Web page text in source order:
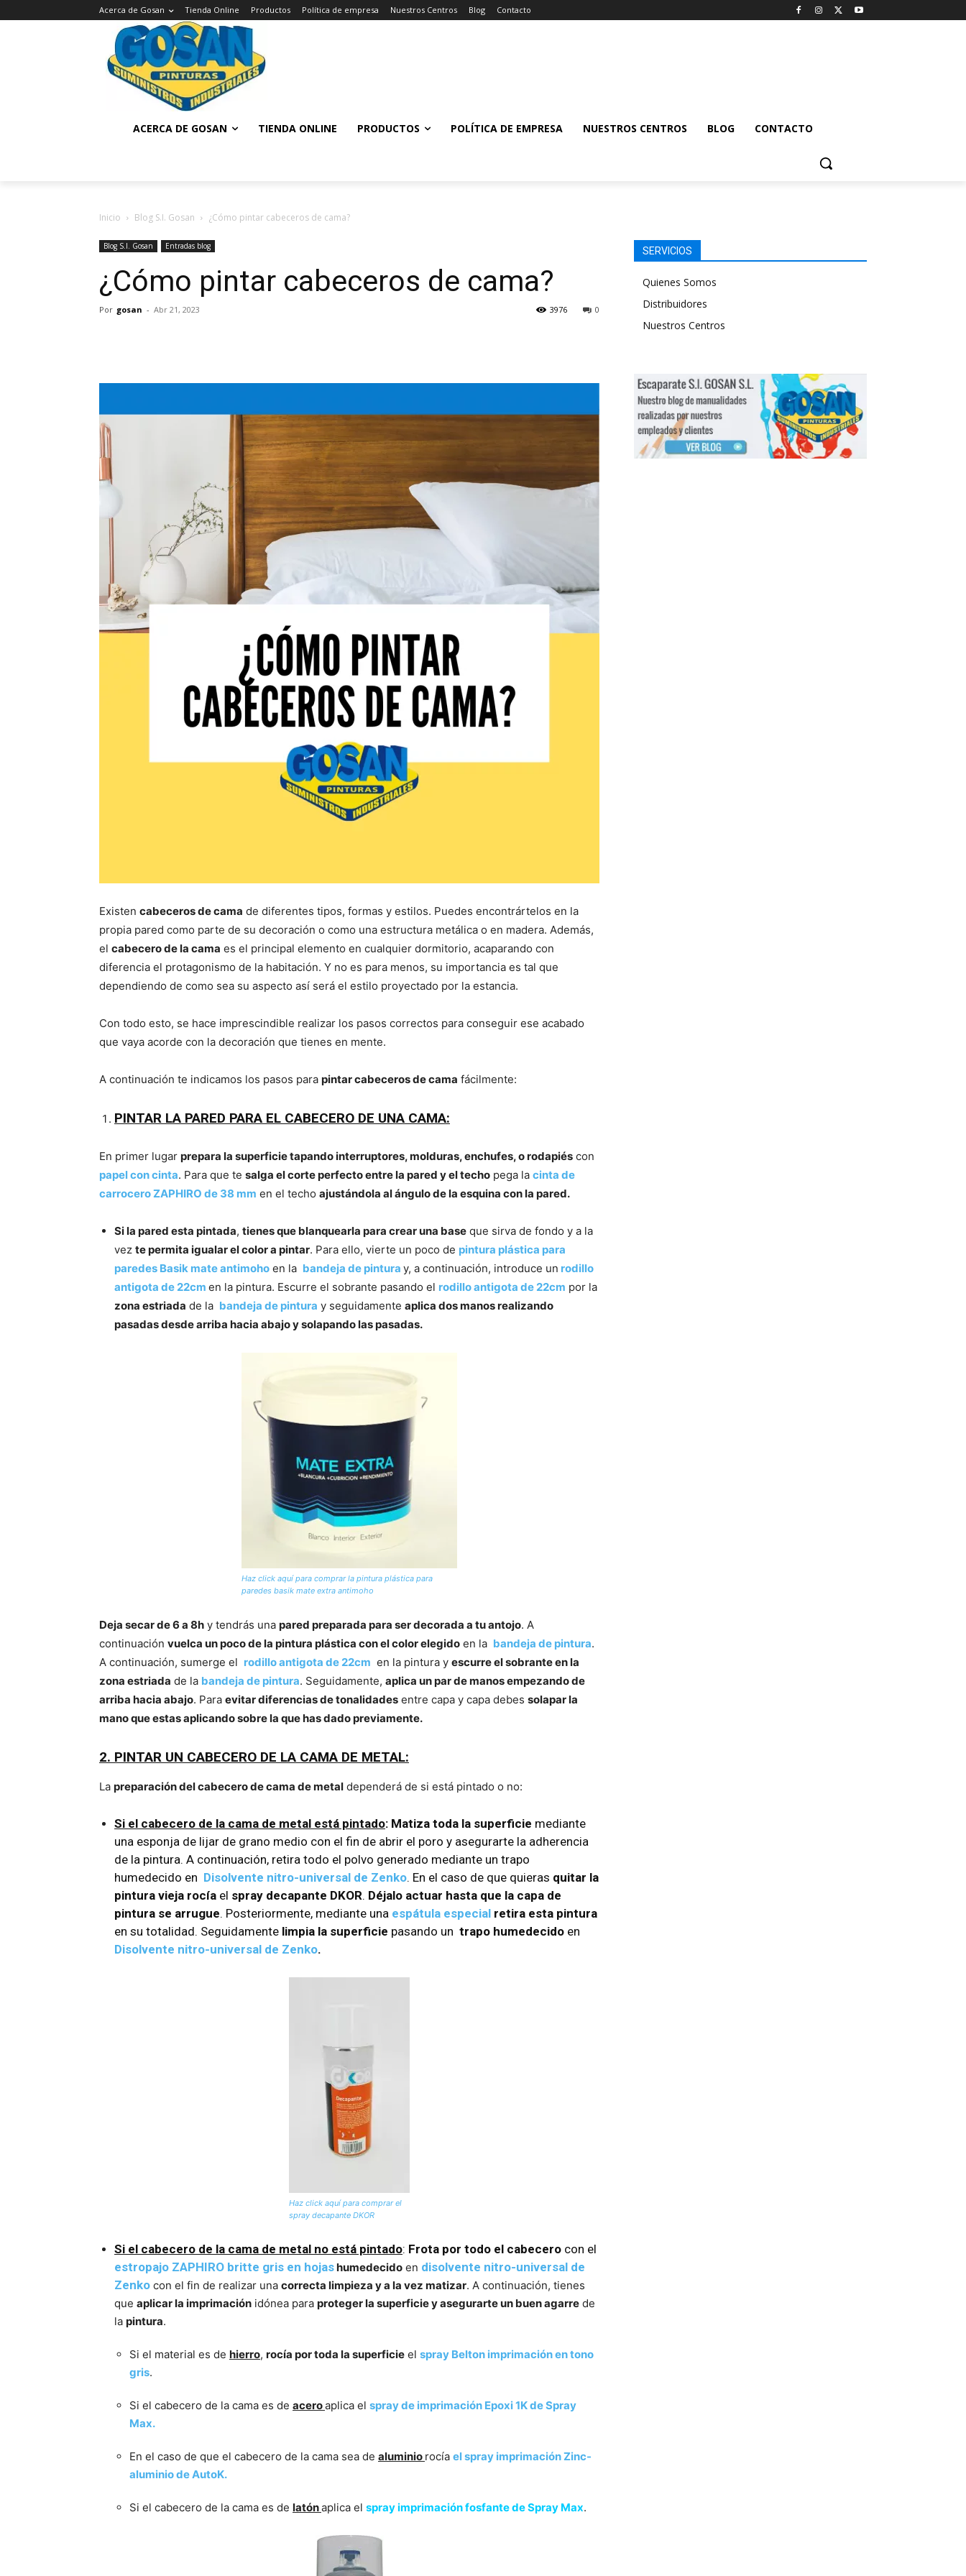
Acerca de Gosan Tienda Online Productos Política de empresa Nuestros Centros Blog Contacto
ACERCA DE GOSAN TIENDA ONLINE PRODUCTOS POLÍTICA DE EMPRESA NUESTROS CENTROS BLOG CONTACTO
Inicio Blog S.I. Gosan ¿Cómo pintar cabeceros de cama?
Blog S.I. Gosan Entradas blog
¿Cómo pintar cabeceros de cama?
Por gosan - Abr 21, 2023 0
3976
Existen cabeceros de cama de diferentes tipos, formas y estilos. Puedes encontrártelos en la
propia pared como parte de su decoración o como una estructura metálica o en madera. Además,
el cabecero de la cama es el principal elemento en cualquier dormitorio, acaparando con
diferencia el protagonismo de la habitación. Y no es para menos, su importancia es tal que
dependiendo de como sea su aspecto así será el estilo proyectado por la estancia.
Con todo esto, se hace imprescindible realizar los pasos correctos para conseguir ese acabado
que vaya acorde con la decoración que tienes en mente.
A continuación te indicamos los pasos para pintar cabeceros de cama fácilmente:
PINTAR LA PARED PARA EL CABECERO DE UNA CAMA:
En primer lugar prepara la superficie tapando interruptores, molduras, enchufes, orodapiés con
papel con cinta. Para que te salga el corte perfecto entre la pared y el techo pega la cinta de
carrocero ZAPHIRO de 38 mm en el techo ajustándola al ángulo de la esquina con la pared.
Si la pared esta pintada, tienes que blanquearla para crear una base que sirva de fondo y a la
vez te permita igualar el color a pintar. Para ello, vierte un poco de pintura plástica para
paredes Basik mate antimoho en la bandeja de pintura y, a continuación, introduce un rodillo
antigota de 22cm en la pintura. Escurre el sobrante pasando el rodillo antigota de 22cm por la
zona estriada de la bandeja de pintura y seguidamente aplica dos manos realizando
pasadas desde arriba hacia abajo y solapando las pasadas.
Haz click aquí para comprar la pintura plástica para
paredes basik mate extra antimoho
Deja secar de 6 a 8h y tendrás una pared preparada para ser decorada a tu antojo. A
continuación vuelca un poco de la pintura plástica con el color elegido en la bandeja de pintura.
A continuación, sumerge el rodillo antigota de 22cm en la pintura y escurre el sobrante en la
zona estriada de la bandeja de pintura. Seguidamente, aplica un par de manos empezando de
arriba hacia abajo. Para evitar diferencias de tonalidades entre capa y capa debes solapar la
mano que estas aplicando sobre la que has dado previamente.
2. PINTAR UN CABECERO DE LA CAMA DE METAL:
La preparación del cabecero de cama de metal dependerá de si está pintado o no:
Si el cabecero de la cama de metal está pintado: Matiza toda la superficie mediante
una esponja de lijar de grano medio con el fin de abrir el poro y asegurarte la adherencia
de la pintura. A continuación, retira todo el polvo generado mediante un trapo
humedecido en Disolvente nitro-universal de Zenko. En el caso de que quieras quitar la
pintura vieja rocía el spray decapante DKOR. Déjalo actuar hasta que la capa de
pintura se arrugue. Posteriormente, mediante una espátula especial retira esta pintura
en su totalidad. Seguidamente limpia la superficie pasando un trapo humedecido en
Disolvente nitro-universal de Zenko.
Haz click aquí para comprar el
spray decapante DKOR
Si el cabecero de la cama de metal no está pintado: Frota por todo el cabecero con el
estropajo ZAPHIRO britte gris en hojashumedecido en disolvente nitro-universal de
Zenko con el fin de realizar una correcta limpieza y a la vez matizar. A continuación, tienes
que aplicar la imprimación idónea para proteger la superficie y asegurarte un buen agarre de
la pintura.
Si el material es de hierro, rocía por toda la superficie el spray Belton imprimación en tono
gris.
Si el cabecero de la cama es de aceroaplica el spray de imprimación Epoxi 1K de Spray
Max.
En el caso de que el cabecero de la cama sea de aluminio rocía el spray imprimación Zinc-
aluminio de AutoK.
Si el cabecero de la cama es de latónaplica el spray imprimación fosfante de Spray Max.
SERVICIOS
Quienes Somos
Distribuidores
Nuestros Centros